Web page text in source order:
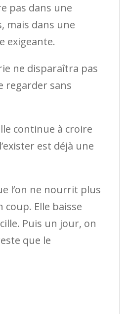
pas dans une
mais dans une
exigeante.
ne disparaîtra pas
regarder sans
continue à croire
est déjà une
l’on ne nourrit plus
coup. Elle baisse
Puis un jour, on
que le